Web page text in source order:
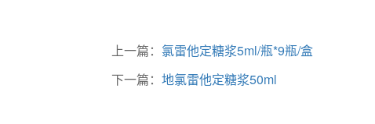
上一篇： 氯雷他定糖浆5ml/瓶*9瓶/盒
下一篇： 地氯雷他定糖浆50ml